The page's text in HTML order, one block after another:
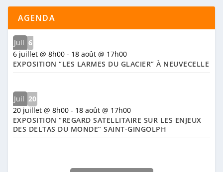
AGENDA
Juil 6
6 juillet @ 8h00- 18 août @ 17h00
EXPOSITION “LES LARMES DU GLACIER” À NEUVECELLE
Juil 20
20 juillet @ 8h00- 18 août @ 17h00
EXPOSITION “REGARD SATELLITAIRE SUR LES ENJEUX
DES DELTAS DU MONDE” SAINT-GINGOLPH